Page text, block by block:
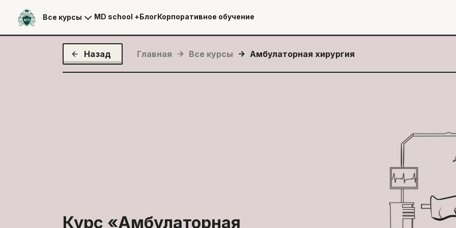
Все курсы MD school +БлогКорпоративное обучение
Назад Главная Все курсы Амбулаторная хирургия
Курс «Амбулаторная